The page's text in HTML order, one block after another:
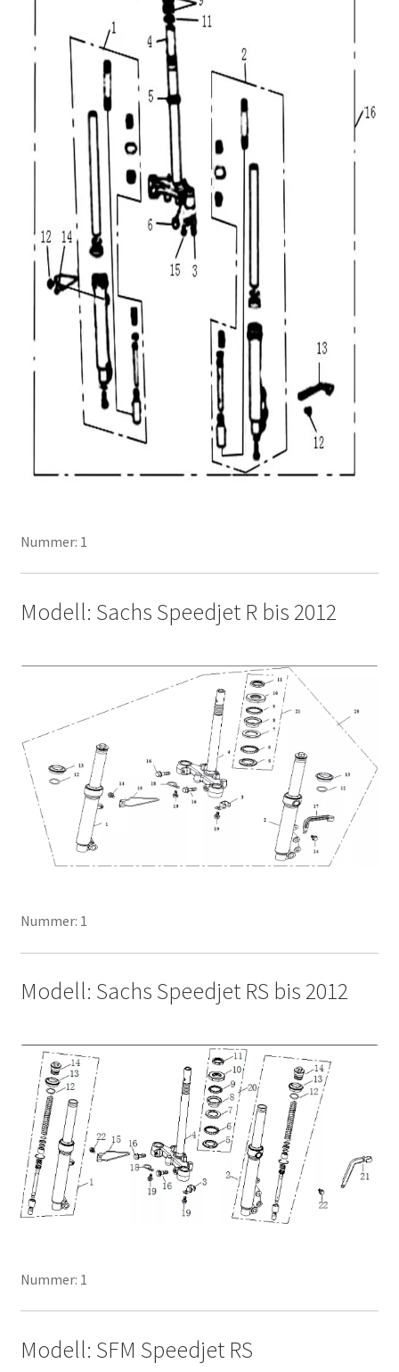
Nummer: 1
Modell: Sachs Speedjet R bis 2012
Nummer: 1
Modell: Sachs Speedjet RS bis 2012
Nummer: 1
Modell: SFM Speedjet RS